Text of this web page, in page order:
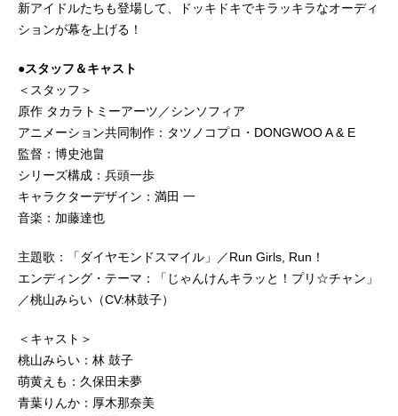
新アイドルたちも登場して、ドッキドキでキラッキラなオーディ
ションが幕を上げる！
●スタッフ＆キャスト
＜スタッフ＞
原作 タカラトミーアーツ／シンソフィア
アニメーション共同制作：タツノコプロ・DONGWOO A & E
監督：博史池畠
シリーズ構成：兵頭一歩
キャラクターデザイン：満田 一
音楽：加藤達也
主題歌：「ダイヤモンドスマイル」／Run Girls, Run！
エンディング・テーマ：「じゃんけんキラッと！プリ☆チャン」
／桃山みらい（CV:林鼓子）
＜キャスト＞
桃山みらい：林 鼓子
萌黄えも：久保田未夢
青葉りんか：厚木那奈美